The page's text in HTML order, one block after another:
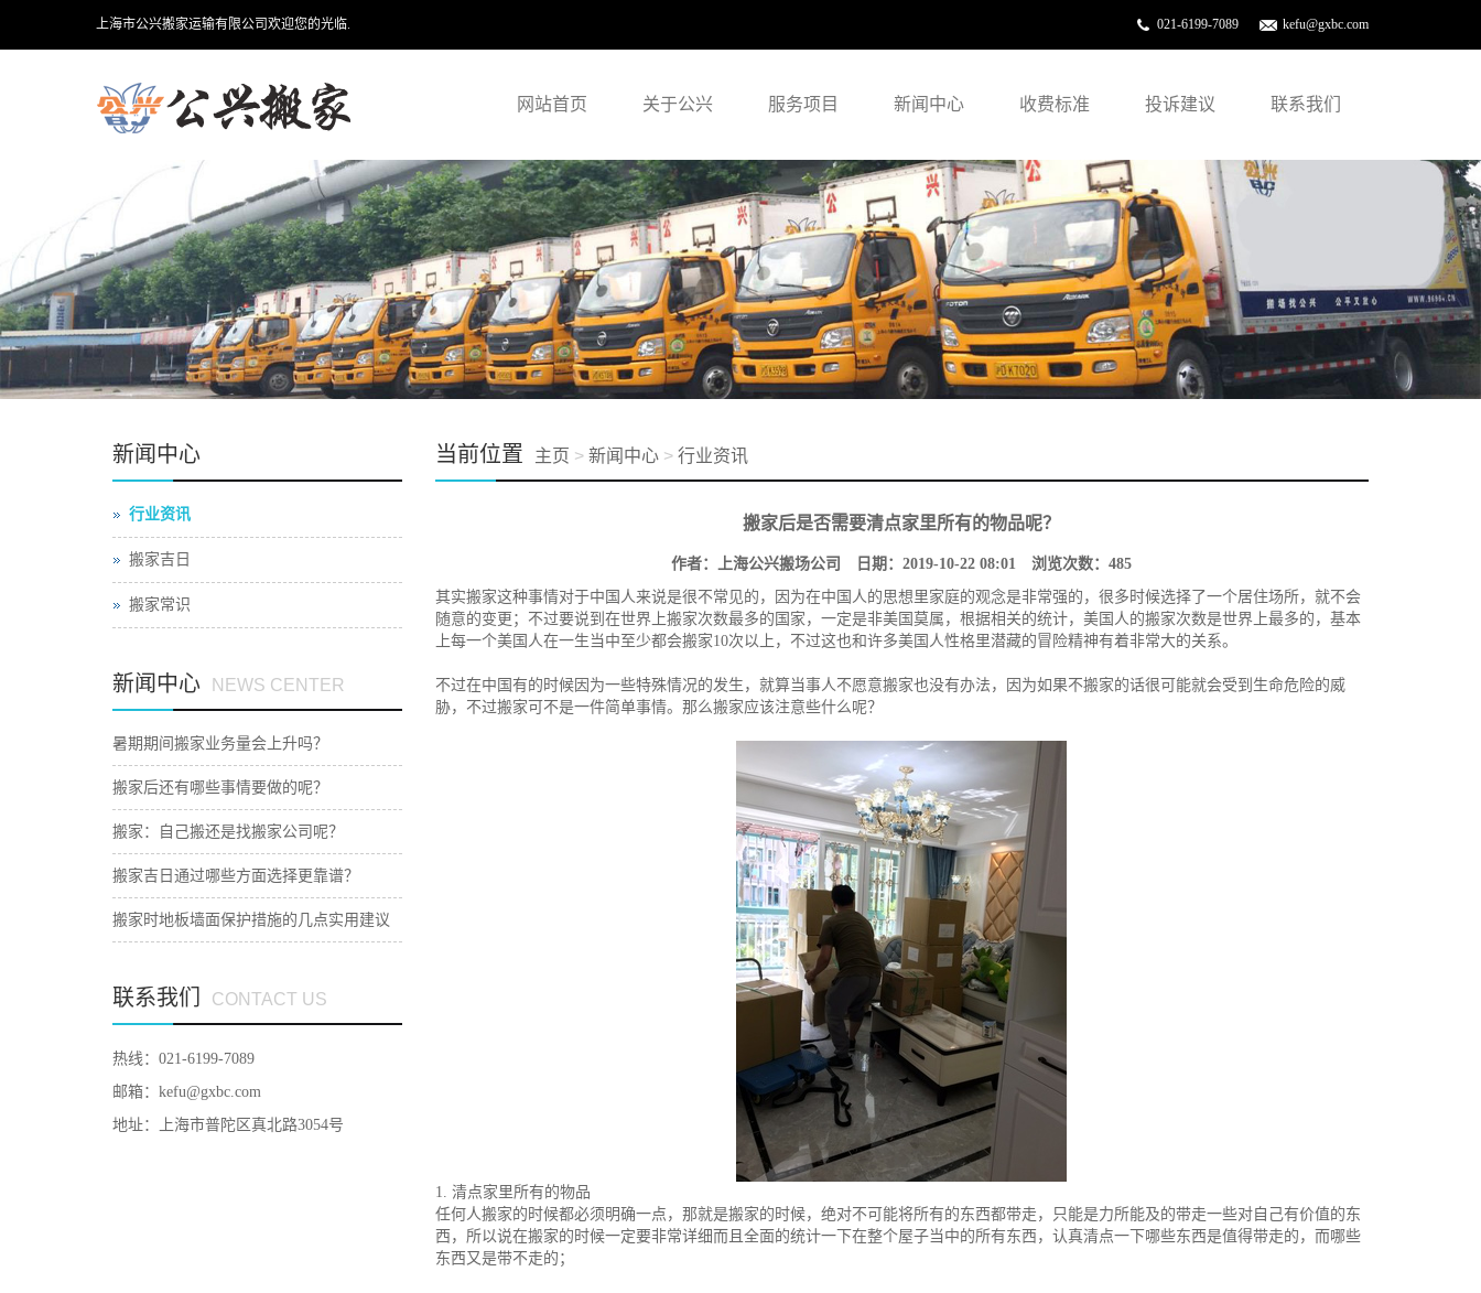
上海市公兴搬家运输有限公司欢迎您的光临. 021-6199-7089 kefu@gxbc.com
网站首页 关于公兴 服务项目 新闻中心 收费标准 投诉建议 联系我们
当前位置 主页 > 新闻中心> 行业资讯
搬家后是否需要清点家里所有的物品呢？
作者：上海公兴搬场公司 日期：2019-10-22 08:01 浏览次数：485
其实搬家这种事情对于中国人来说是很不常见的，因为在中国人的思想里家庭的观念是非常强的，很多时候选择了一个居住场所，就不会
随意的变更；不过要说到在世界上搬家次数最多的国家，一定是非美国莫属，根据相关的统计，美国人的搬家次数是世界上最多的，基本
上每一个美国人在一生当中至少都会搬家10次以上，不过这也和许多美国人性格里潜藏的冒险精神有着非常大的关系。
不过在中国有的时候因为一些特殊情况的发生，就算当事人不愿意搬家也没有办法，因为如果不搬家的话很可能就会受到生命危险的威
胁，不过搬家可不是一件简单事情。那么搬家应该注意些什么呢？
1. 清点家里所有的物品
任何人搬家的时候都必须明确一点，那就是搬家的时候，绝对不可能将所有的东西都带走，只能是力所能及的带走一些对自己有价值的东
西，所以说在搬家的时候一定要非常详细而且全面的统计一下在整个屋子当中的所有东西，认真清点一下哪些东西是值得带走的，而哪些
东西又是带不走的；
新闻中心
行业资讯
搬家吉日
搬家常识
新闻中心 NEWS CENTER
暑期期间搬家业务量会上升吗？
搬家后还有哪些事情要做的呢？
搬家：自己搬还是找搬家公司呢？
搬家吉日通过哪些方面选择更靠谱？
搬家时地板墙面保护措施的几点实用建议
联系我们 CONTACT US
热线：021-6199-7089
邮箱：kefu@gxbc.com
地址：上海市普陀区真北路3054号